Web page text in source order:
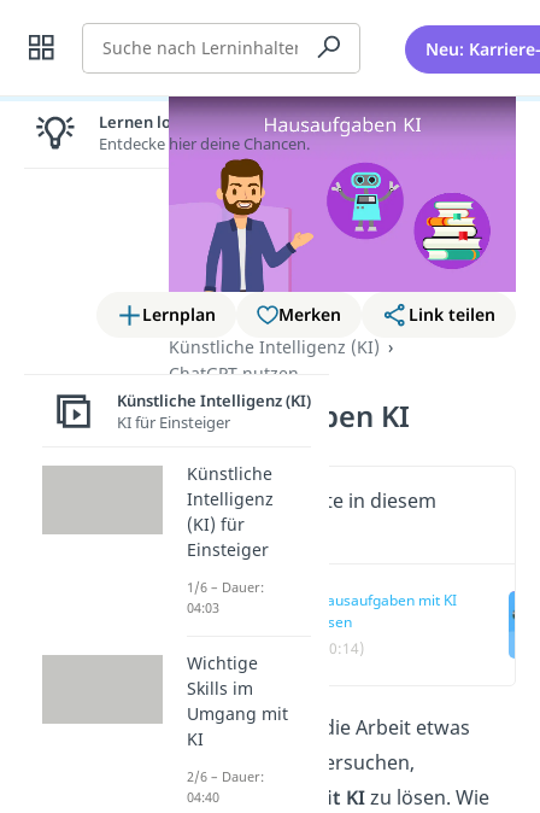
Suche Neu:
Lernplan Merken
Link teilen
Künstliche Intelligenz (KI)
ChatGPT nutzen
Hausaufgaben KI
Wichtige Inhalte in diesem
Video
Hausaufgaben mit KI
lösen
(00:14)
Viele wollen sich die Arbeit etwas
erleichtern und versuchen,
Hausaufgaben mit KIzu lösen. Wie
Lernen lohnt sich!
Entdecke hier deine Chancen.
Künstliche Intelligenz (KI)
KI für Einsteiger
Künstliche
Intelligenz
(KI) für
Einsteiger
1/6 – Dauer:
04:03
Wichtige
Skills im
Umgang mit
KI
2/6 – Dauer:
04:40